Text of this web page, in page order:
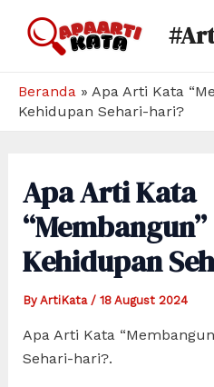
Beranda » Apa Arti Kata
Kehidupan Sehari-hari?
Apa Arti Kata
Kehidupan
By ArtiKata / 18 August 2024
Apa Arti Kata
Sehari-hari?.